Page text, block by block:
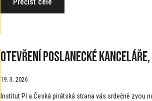
Otevření poslanecké
19. 3. 2026
Institut Pí a Česká pirátská strana vás srdečně